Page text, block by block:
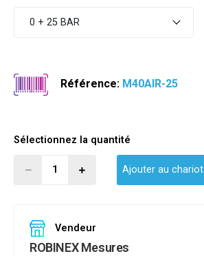
0 + 25 BAR
Référence: M40AIR-25
Sélectionnez la quantité
Ajouter au chariot
Vendeur
ROBINEX Mesures